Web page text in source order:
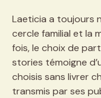
Laeticia a toujours
cercle familial et la
fois, le choix de
stories témoigne
choisis sans livrer
transmis par ses